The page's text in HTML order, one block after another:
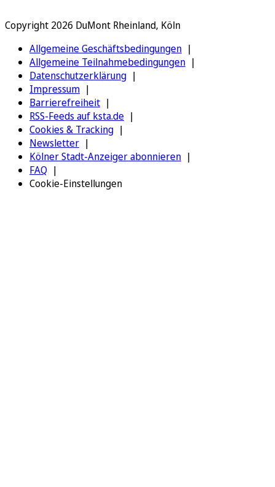
Copyright 2026 DuMont Rheinland, Köln
Allgemeine Geschäftsbedingungen
Allgemeine Teilnahmebedingungen
Datenschutzerklärung
Impressum
Barrierefreiheit
RSS-Feeds auf ksta.de
Cookies & Tracking
Newsletter
Kölner Stadt-Anzeiger abonnieren
FAQ
Cookie-Einstellungen